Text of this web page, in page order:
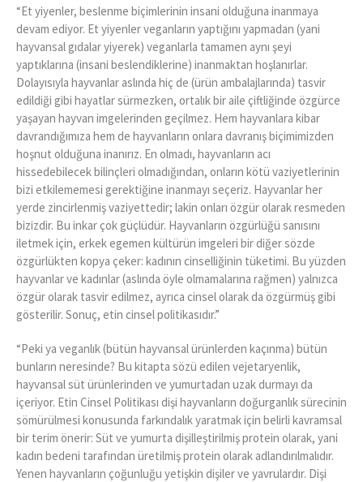
“Et yiyenler, beslenme biçimlerinin insani olduğuna inanmaya
devam ediyor. Et yiyenler veganların yaptığını yapmadan (yani
hayvansal gıdalar yiyerek) veganlarla tamamen aynı şeyi
yaptıklarına (insani beslendiklerine) inanmaktan hoşlanırlar.
Dolayısıyla hayvanlar aslında hiç de (ürün ambalajlarında) tasvir
edildiği gibi hayatlar sürmezken, ortalık bir aile çiftliğinde özgürce
yaşayan hayvan imgelerinden geçilmez. Hem hayvanlara kibar
davrandığımıza hem de hayvanların onlara davranış biçimimizden
hoşnut olduğuna inanırız. En olmadı, hayvanların acı
hissedebilecek bilinçleri olmadığından, onların kötü vaziyetlerinin
bizi etkilememesi gerektiğine inanmayı seçeriz. Hayvanlar her
yerde zincirlenmiş vaziyettedir; lakin onları özgür olarak resmeden
bizizdir. Bu inkar çok güçlüdür. Hayvanların özgürlüğü sanısını
iletmek için, erkek egemen kültürün imgeleri bir diğer sözde
özgürlükten kopya çeker: kadının cinselliğinin tüketimi. Bu yüzden
hayvanlar ve kadınlar (aslında öyle olmamalarına rağmen) yalnızca
özgür olarak tasvir edilmez, ayrıca cinsel olarak da özgürmüş gibi
gösterilir. Sonuç, etin cinsel politikasıdır.”
“Peki ya veganlık (bütün hayvansal ürünlerden kaçınma) bütün
bunların neresinde? Bu kitapta sözü edilen vejetaryenlik,
hayvansal süt ürünlerinden ve yumurtadan uzak durmayı da
içeriyor. Etin Cinsel Politikası dişi hayvanların doğurganlık sürecinin
sömürülmesi konusunda farkındalık yaratmak için belirli kavramsal
bir terim önerir: Süt ve yumurta dişilleştirilmiş protein olarak, yani
kadın bedeni tarafından üretilmiş protein olarak adlandırılmalıdır.
Yenen hayvanların çoğunluğu yetişkin dişiler ve yavrulardır. Dişi